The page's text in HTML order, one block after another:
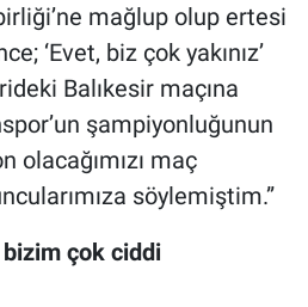
mağlup olup ertesi
‘Evet, biz çok yakınız’
Balıkesir maçına
şampiyonluğunun
olacağımızı maç
söylemiştim.”
çok ciddi